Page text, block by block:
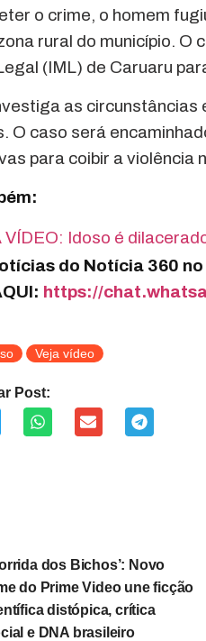
o crime, o homem
rural do município.
(IML) de Caruaru
as
O caso será
para coibir a violência
VÍDEO: Idoso é
do Notícia 360
https://
Veja vídeo
Post:
dos Bichos’: Novo
do Prime Video une ficção
distópica, crítica
e DNA brasileiro